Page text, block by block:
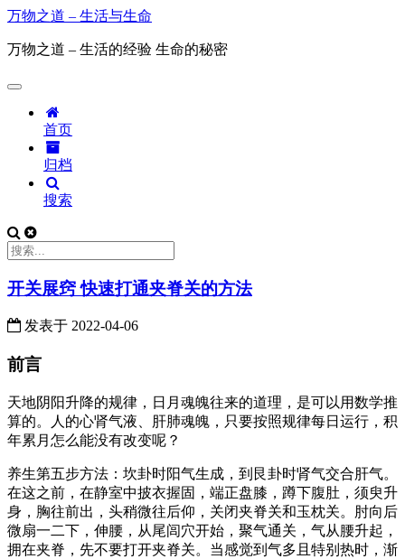
万物之道 – 生活与生命
万物之道 – 生活的经验 生命的秘密
首页
归档
搜索
开关展窍 快速打通夹脊关的方法
发表于 2022-04-06
前言
天地阴阳升降的规律，日月魂魄往来的道理，是可以用数学推
算的。人的心肾气液、肝肺魂魄，只要按照规律每日运行，积
年累月怎么能没有改变呢？
养生第五步方法：坎卦时阳气生成，到艮卦时肾气交合肝气。
在这之前，在静室中披衣握固，端正盘膝，蹲下腹肚，须臾升
身，胸往前出，头稍微往后仰，关闭夹脊关和玉枕关。肘向后
微扇一二下，伸腰，从尾闾穴开始，聚气通关，气从腰升起，
拥在夹脊，先不要打开夹脊关。当感觉到气多且特别热时，渐